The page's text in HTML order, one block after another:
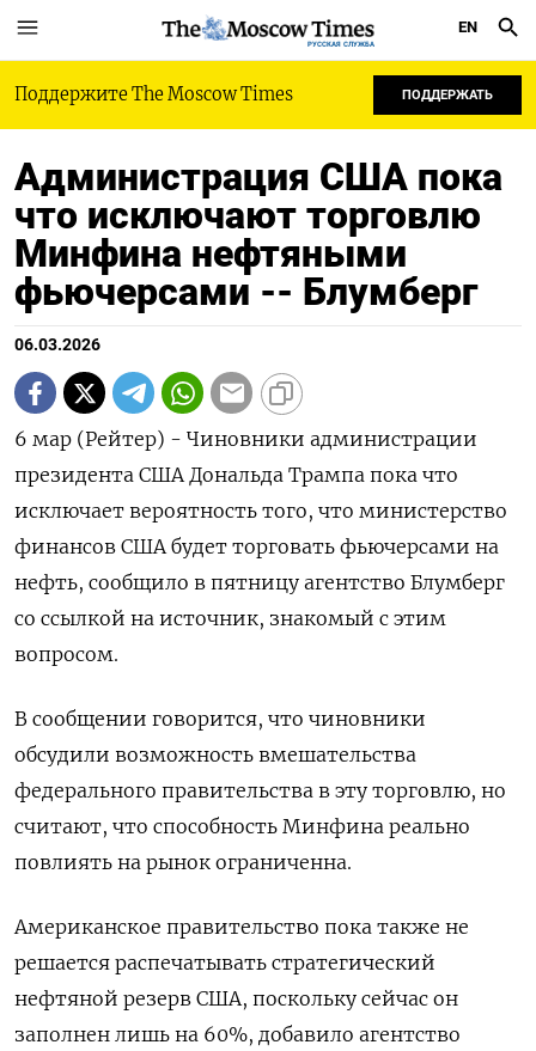
РУССКАЯ СЛУЖБА
EN
Поддержите The Moscow Times ПОДДЕРЖАТЬ
Администрация США пока
что исключают торговлю
Минфина нефтяными
фьючерсами -- Блумберг
06.03.2026
6 мар (Рейтер) - Чиновники администрации
президента США Дональда Трампа пока что
исключает вероятность того, что министерство
финансов ‌США будет торговать фьючерсами на
нефть, сообщило в пятницу агентство Блумберг
со ссылкой на источник, знакомый ​с этим
вопросом.
В ​сообщении ​говорится, что ⁠чиновники
обсудили возможность вмешательства
федерального ‌правительства в эту торговлю, ‌но
считают, что способность Минфина реально
повлиять на ​рынок ограниченна.
Американское правительство пока также не
‌решается распечатывать стратегический
нефтяной резерв США, поскольку сейчас ​он
заполнен лишь на 60%, добавило ‌агентство